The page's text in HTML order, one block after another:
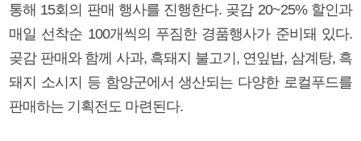
통해 15회의 판매 행사를 진행한다. 곶감 20~25% 할인과
매일 선착순 100개씩의 푸짐한 경품행사가 준비돼 있다.
곶감 판매와 함께 사과, 흑돼지 불고기, 연잎밥, 삼계탕, 흑
돼지 소시지 등 함양군에서 생산되는 다양한 로컬푸드를
판매하는 기획전도 마련된다.